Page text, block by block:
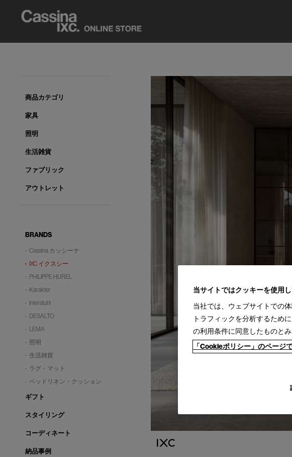
商品カテゴリ
家具
照明
生活雑貨
ファブリック
アウトレット
BRANDS
Cassina カッシーナ
IXC イクスシー
PHILIPPE HUREL
Karakter
Interstuhl
DESALTO
LEMA
照明
生活雑貨
ラグ・マット
ベッドリネン・クッション
ギフト
スタイリング
コーディネート
納品事例
当サイトではクッキーを使用
当社では、ウェブサイトでの
トラフィックを分析するため
の利用条件に同意したものとみ
「Cookieポリシー」のページ